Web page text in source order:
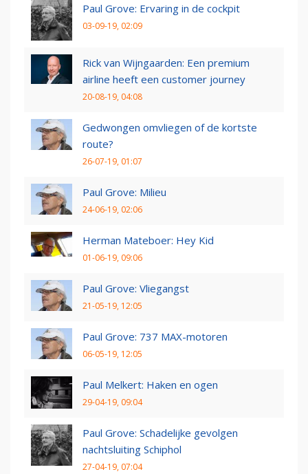
Paul Grove: Ervaring in de cockpit
03-09-19, 02:09
Rick van Wijngaarden: Een premium
airline heeft een customer journey
20-08-19, 04:08
Gedwongen omvliegen of de kortste
route?
26-07-19, 01:07
Paul Grove: Milieu
24-06-19, 02:06
Herman Mateboer: Hey Kid
01-06-19, 09:06
Paul Grove: Vliegangst
21-05-19, 12:05
Paul Grove: 737 MAX-motoren
06-05-19, 12:05
Paul Melkert: Haken en ogen
29-04-19, 09:04
Paul Grove: Schadelijke gevolgen
nachtsluiting Schiphol
27-04-19, 07:04